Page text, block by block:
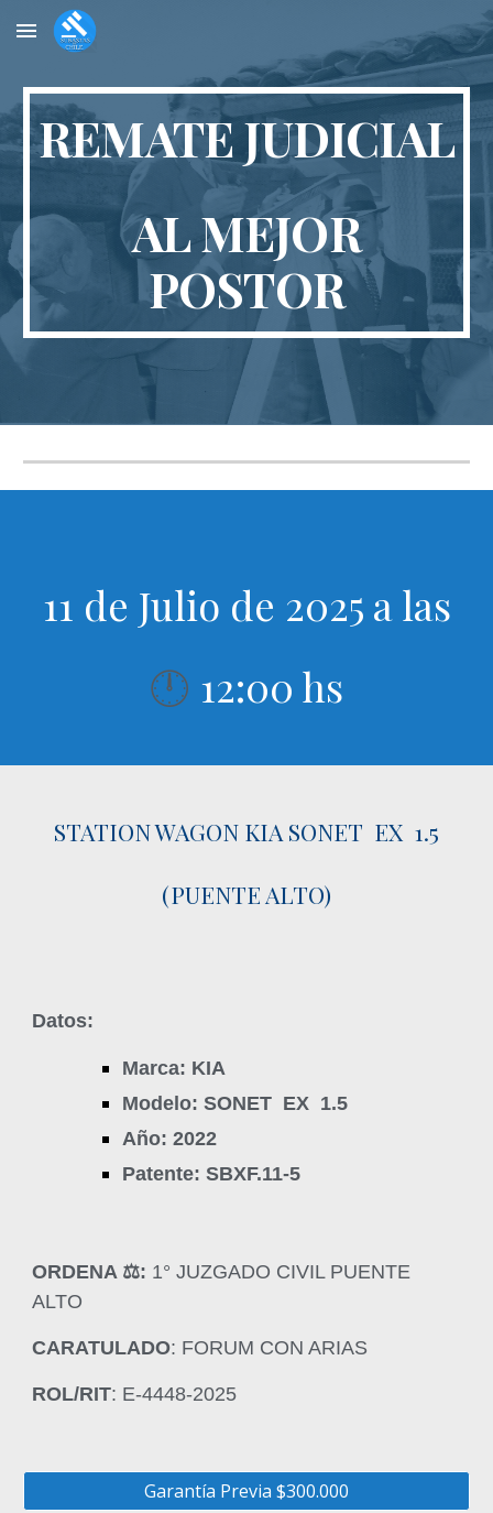
Skip to main content Skip to navigation
REMATE JUDICIAL
AL MEJOR
POSTOR
11 de Julio de 2025 a las
🕛 12:00 hs
STATION WAGON KIA SONET EX 1.5
(PUENTE ALTO)
Datos:
Marca: KIA
Modelo: SONET EX 1.5
Año: 2022
Patente: SBXF.11-5
ORDENA ‍⚖️: 1° JUZGADO CIVIL PUENTE
ALTO
CARATULADO: FORUM CON ARIAS
ROL/RIT: E-4448-2025
Garantía Previa $300.000